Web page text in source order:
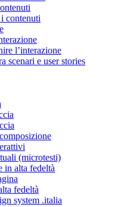
contenuti
l’interazione
scenari e user stories
(microtesti)
in alta fedeltà
fedeltà
system .italia